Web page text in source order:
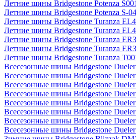
Летние шины Bridgestone Potenza S001
Летние шины Bridgestone Potenza S-
Летние шины Bridgestone Turanza
Летние шины Bridgestone Turanza
Летние шины Bridgestone Turanza
Летние шины Bridgestone Turanza
Летние шины Bridgestone Turanza
Всесезонные шины Bridgestone
Всесезонные шины Bridgestone
Всесезонные шины Bridgestone
Всесезонные шины Bridgestone
Всесезонные шины Bridgestone
Всесезонные шины Bridgestone
Всесезонные шины Bridgestone
Всесезонные шины Bridgestone